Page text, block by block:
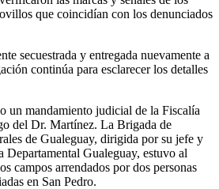
que coincidían con los denunciados
secuestrada y entregada nuevamente a
continúa para esclarecer los detalles
un mandamiento judicial de la Fiscalía
del Dr. Martínez. La Brigada de
de Gualeguay, dirigida por su jefe y
Departamental Gualeguay, estuvo al
campos arrendados por dos personas
en San Pedro.